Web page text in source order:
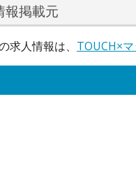
報掲載元
求人情報は、 TOUCH×